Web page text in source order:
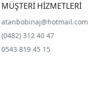
MÜŞTERİ HİZMETLERİ
atanbobinaj@hotmail.com
(0482) 312 40 47
0543 819 45 15